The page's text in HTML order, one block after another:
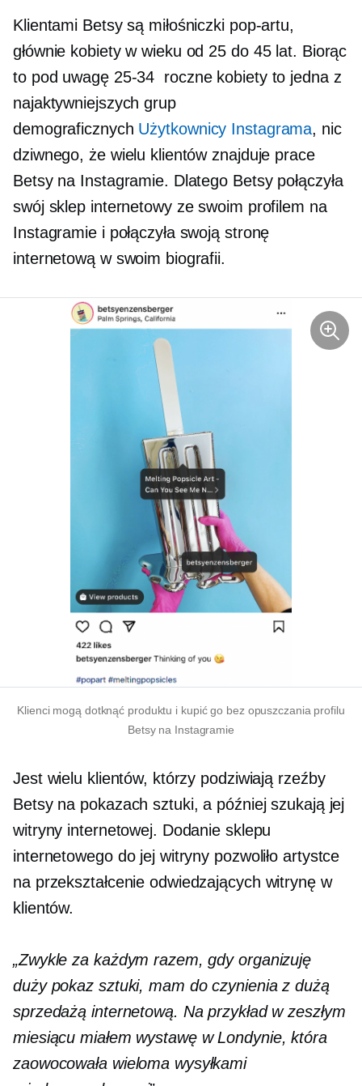
Klientami Betsy są miłośniczki pop-artu,
głównie kobiety w wieku od 25 do 45 lat. Biorąc
to pod uwagę 25-34 roczne kobiety to jedna z
najaktywniejszych grup
demograficznych Użytkownicy Instagrama, nic
dziwnego, że wielu klientów znajduje prace
Betsy na Instagramie. Dlatego Betsy połączyła
swój sklep internetowy ze swoim profilem na
Instagramie i połączyła swoją stronę
internetową w swoim biografii.
Klienci mogą dotknąć produktu i kupić go bez opuszczania profilu
Betsy na Instagramie
Jest wielu klientów, którzy podziwiają rzeźby
Betsy na pokazach sztuki, a później szukają jej
witryny internetowej. Dodanie sklepu
internetowego do jej witryny pozwoliło artystce
na przekształcenie odwiedzających witrynę w
klientów.
„Zwykle za każdym razem, gdy organizuję
duży pokaz sztuki, mam do czynienia z dużą
sprzedażą internetową. Na przykład w zeszłym
miesiącu miałem wystawę w Londynie, która
zaowocowała wieloma wysyłkami